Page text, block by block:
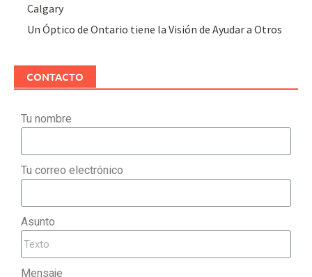
Calgary
Un Óptico de Ontario tiene la Visión de Ayudar a Otros
CONTACTO
Tu nombre
Tu correo electrónico
Asunto
Mensaje